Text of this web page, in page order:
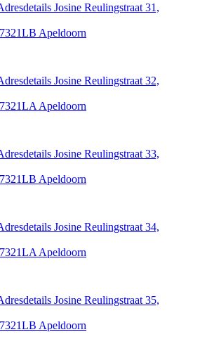
Josine Reulingstraat 31,
Apeldoorn
Josine Reulingstraat 32,
Apeldoorn
Josine Reulingstraat 33,
Apeldoorn
Josine Reulingstraat 34,
Apeldoorn
Josine Reulingstraat 35,
Apeldoorn